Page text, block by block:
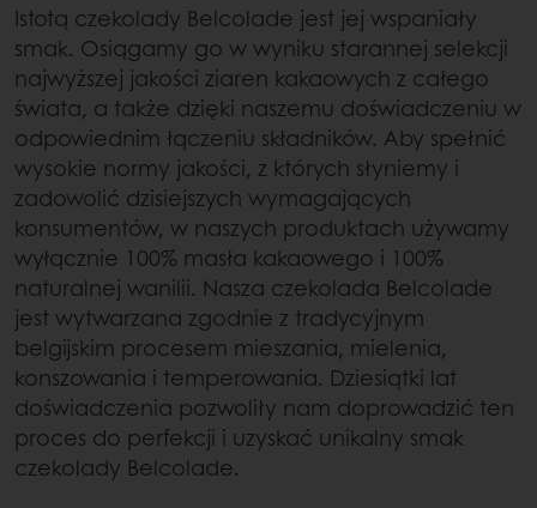
Istotą czekolady Belcolade jest jej wspaniały
smak. Osiągamy go w wyniku starannej selekcji
najwyższej jakości ziaren kakaowych z całego
świata, a także dzięki naszemu doświadczeniu w
odpowiednim łączeniu składników. Aby spełnić
wysokie normy jakości, z których słyniemy i
zadowolić dzisiejszych wymagających
konsumentów, w naszych produktach używamy
wyłącznie 100% masła kakaowego i 100%
naturalnej wanilii. Nasza czekolada Belcolade
jest wytwarzana zgodnie z tradycyjnym
belgijskim procesem mieszania, mielenia,
konszowania i temperowania. Dziesiątki lat
doświadczenia pozwoliły nam doprowadzić ten
proces do perfekcji i uzyskać unikalny smak
czekolady Belcolade.